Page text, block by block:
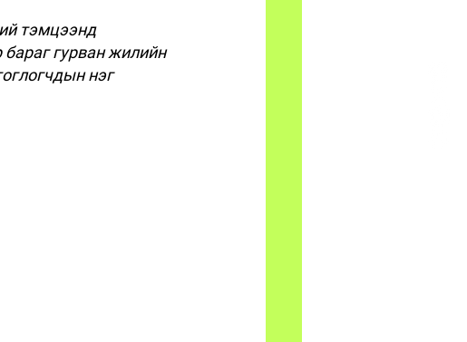
тэмцээнд
гурван жилийн
нэг